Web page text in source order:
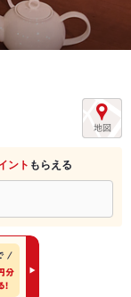
ント もらえる